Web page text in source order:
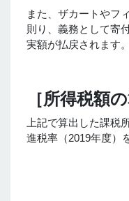
また、ザカートやフ
則り、義務として寄
実額が払戻されます。
［所得税額
上記で算出した課税
進税率（2019年度）